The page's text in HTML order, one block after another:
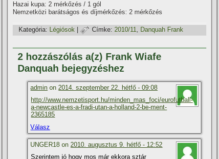
Hazai kupa: 2 mérkőzés / 1 gól
Nemzetközi barátságos és dí­jmérkőzés: 2 mérkőzés
Kategória: Légiósok | Címke: 2010/11, Danquah Frank
2 hozzászólás a(z) Frank Wiafe
Danquah bejegyzéshez
admin on2014. szeptember 22. hétfő - 09:08
http://www.nemzetisport.hu/minden_mas_foci/eurofutball-
a-newcastle-es-a-fradi-utan-a-holland-2-be-ment-
2365185
Válasz
UNGER18 on2010. augusztus 9. hétfő - 12:52
Szerintem jó hogy mos már ekkora sztár